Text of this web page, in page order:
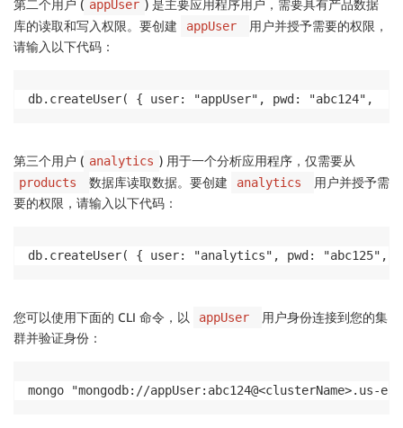
第二个用户 ( appUser ) 是主要应用程序用户，需要具有产品数据
库的读取和写入权限。要创建
appUser
用户并授予需要的权限，
请输入以下代码：
db.createUser( { user: "appUser", pwd:
第三个用户 ( analytics ) 用于一个分析应用程序，仅需要从
products 数据库读取数据。要创建 analytics
用户并授予需
要的权限，请输入以下代码：
db.createUser( { user: "analytics", pwd:
您可以使用下面的 CLI 命令，以 appUser
用户身份连接到您的集
群并验证身份：
mongo "mongodb://appUser:abc124@<clusterName>.us-